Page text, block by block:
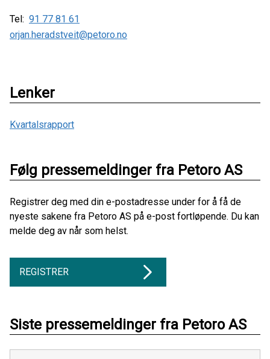
Tel: 91 77 81 61
orjan.heradstveit@petoro.no
Lenker
Kvartalsrapport
Følg pressemeldinger fra Petoro AS
Registrer deg med din e-postadresse under for å få de
nyeste sakene fra Petoro AS på e-post fortløpende. Du kan
melde deg av når som helst.
REGISTRER
Siste pressemeldinger fra Petoro AS